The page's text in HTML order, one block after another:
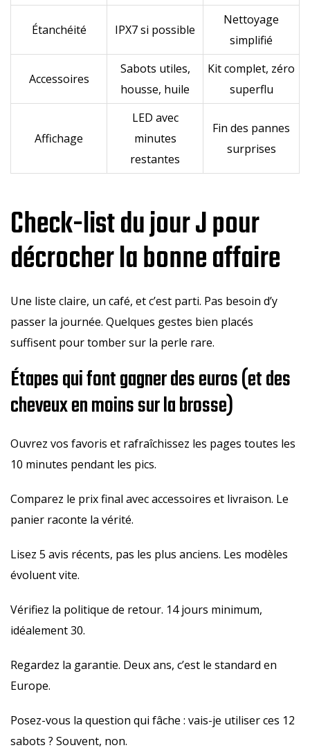
Étanchéité IPX7 si possible
Nettoyage
simplifié
Accessoires
Sabots utiles,
housse, huile
Kit complet, zéro
superflu
Affichage
LED avec
minutes
restantes
Fin des pannes
surprises
Check-list du jour J pour
décrocher la bonne affaire
Une liste claire, un café, et c’est parti. Pas besoin d’y
passer la journée. Quelques gestes bien placés
suffisent pour tomber sur la perle rare.
Étapes qui font gagner des euros (et des
cheveux en moins sur la brosse)
Ouvrez vos favoris et rafraîchissez les pages toutes les
10 minutes pendant les pics.
Comparez le prix final avec accessoires et livraison. Le
panier raconte la vérité.
Lisez 5 avis récents, pas les plus anciens. Les modèles
évoluent vite.
Vérifiez la politique de retour. 14 jours minimum,
idéalement 30.
Regardez la garantie. Deux ans, c’est le standard en
Europe.
Posez-vous la question qui fâche : vais-je utiliser ces 12
sabots ? Souvent, non.